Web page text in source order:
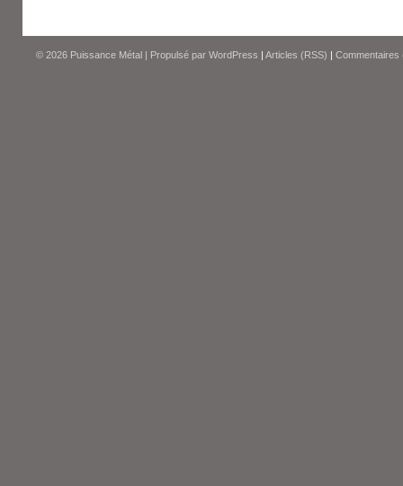
© 2026 Puissance Métal | Propulsé par WordPress | Articles (RSS) | Commentaires